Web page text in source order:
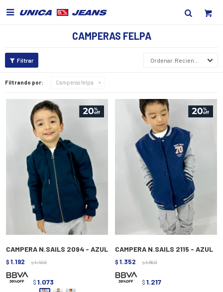

CAMPERAS FELPA
Recientes
Filtrando por: Camperas felpa
CAMPERA N.SAILS 2094 - AZUL
$ 1.192 $ 1.490
$ 1.073
CAMPERA N.SAILS 2115 - AZUL
$ 1.352 $ 1.690
$ 1.217